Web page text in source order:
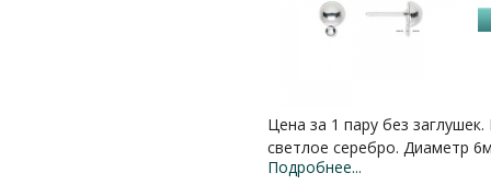
Цена за 1 пару без
светлое серебро. Диаметр
Подробнее...